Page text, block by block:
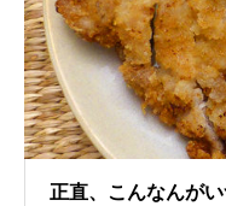
正直、こんなんが